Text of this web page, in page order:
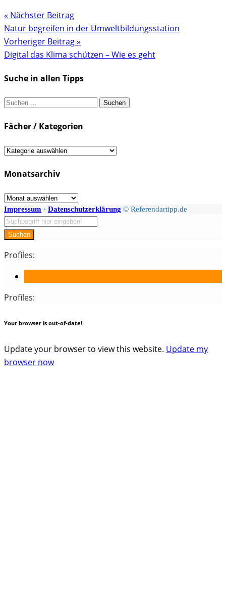
« Nächster Beitrag
Natur begreifen in der Umweltbildungsstation
Vorheriger Beitrag »
Digital das Klima schützen – Wie es geht
Suche in allen Tipps
Suchen
Fächer / Kategorien
Fächer
Kategorien
Monatsarchiv
Monatsarchiv
Impressum · Datenschutzerklärung © Referendartipp.de
Suchen
Profiles:
Profiles:
Your browser is out-of-date!
Update your browser to view this website. Update my
browser now